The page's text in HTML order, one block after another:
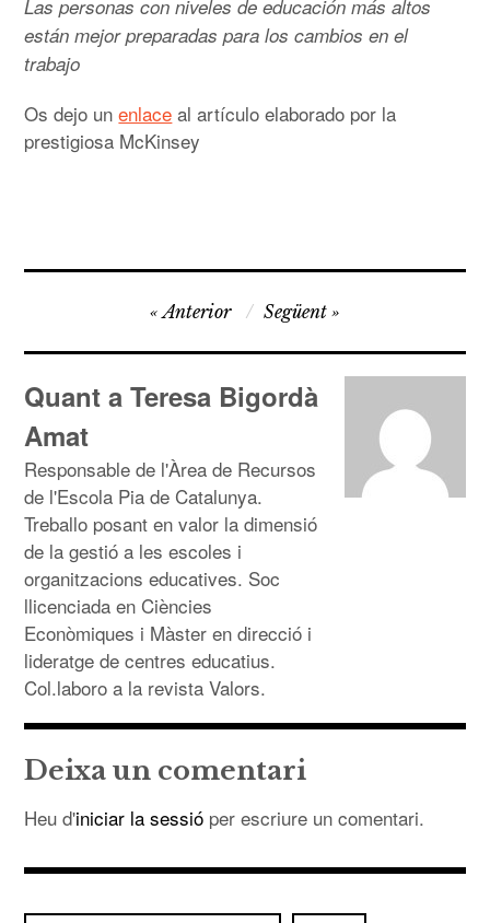
Las personas con niveles de educación más altos
están mejor preparadas para los cambios en el
trabajo
Os dejo unenlace al artículo elaborado por la
prestigiosa McKinsey
Navegació
d'entrades
Anterior Següent
Quant a Teresa Bigordà
Amat
Responsable de l'Àrea de Recursos
de l'Escola Pia de Catalunya.
Treballo posant en valor la dimensió
de la gestió a les escoles i
organitzacions educatives. Soc
llicenciada en Ciències
Econòmiques i Màster en direcció i
lideratge de centres educatius.
Col.laboro a la revista Valors.
Deixa un comentari
Heu d'iniciar la sessió per escriure un comentari.